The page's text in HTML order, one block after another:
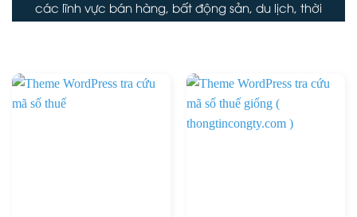
các lĩnh vực bán hàng, bất động sản, du lịch, thời
trang, tin tức...